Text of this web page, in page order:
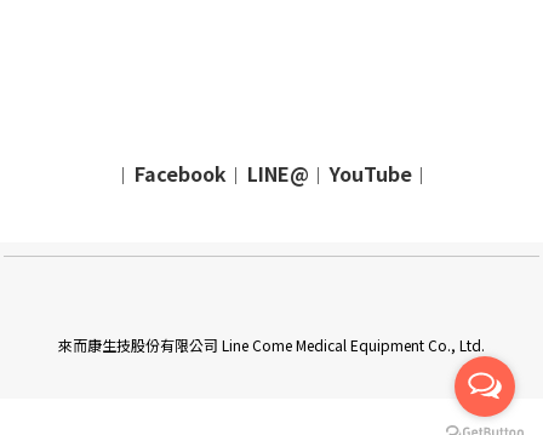
立即購買
｜ Facebook ｜ LINE@ ｜ YouTube ｜
來而康生技股份有限公司 Line Come Medical Equipment Co., Ltd.